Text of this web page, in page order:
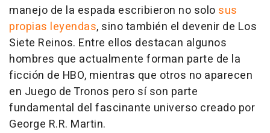
manejo de la espada escribieron no solo sus
propias leyendas, sino también el devenir de Los
Siete Reinos. Entre ellos destacan algunos
hombres que actualmente forman parte de la
ficción de HBO, mientras que otros no aparecen
en Juego de Tronos pero sí son parte
fundamental del fascinante universo creado por
George R.R. Martin.